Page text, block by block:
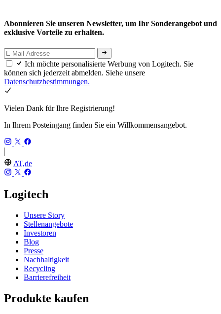
Abonnieren Sie unseren Newsletter, um Ihr Sonderangebot und
exklusive Vorteile zu erhalten.
Ich möchte personalisierte Werbung von Logitech. Sie
können sich jederzeit abmelden. Siehe unsere
Datenschutzbestimmungen.
Vielen Dank für Ihre Registrierung!
In Ihrem Posteingang finden Sie ein Willkommensangebot.
AT,de
Logitech
Unsere Story
Stellenangebote
Investoren
Blog
Presse
Nachhaltigkeit
Recycling
Barrierefreiheit
Produkte kaufen